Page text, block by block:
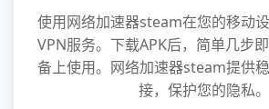
使用网络加速器steam在您的移动
VPN服务。下载APK后，简单几步
备上使用。网络加速器steam提供
接，保护您的隐私。